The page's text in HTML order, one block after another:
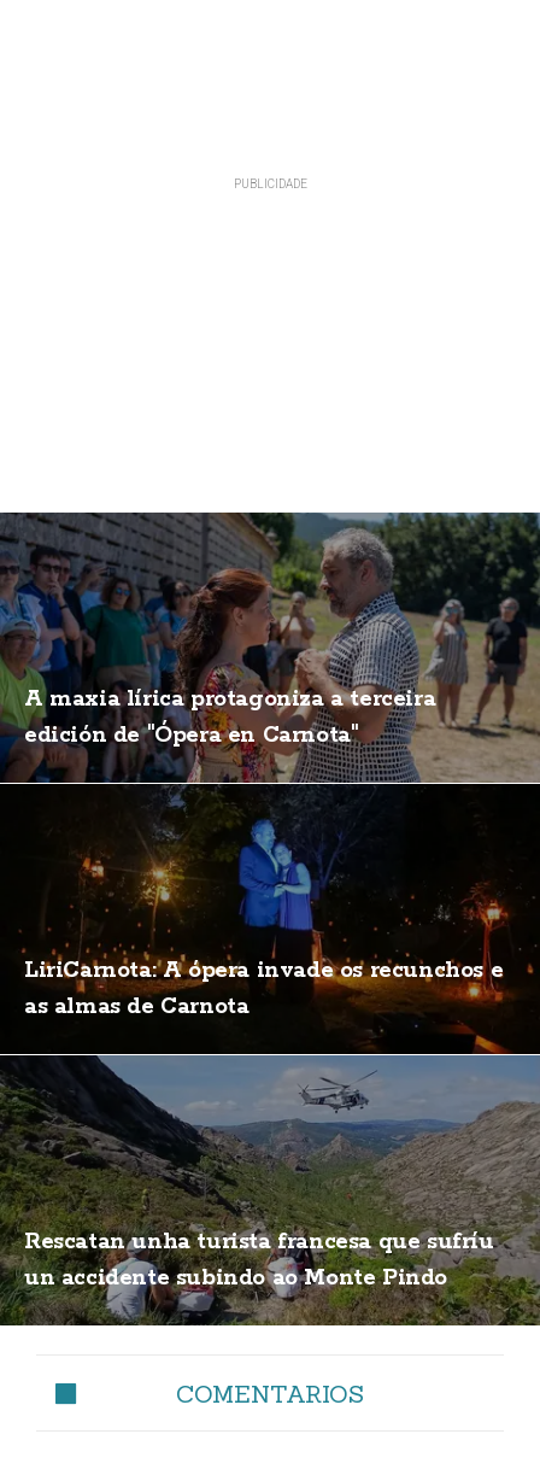
A maxia lírica protagoniza a terceira
edición de "Ópera en Carnota"
LiriCarnota: A ópera invade os recunchos e
as almas de Carnota
Rescatan unha turista francesa que sufríu
un accidente subindo ao Monte Pindo
COMENTARIOS